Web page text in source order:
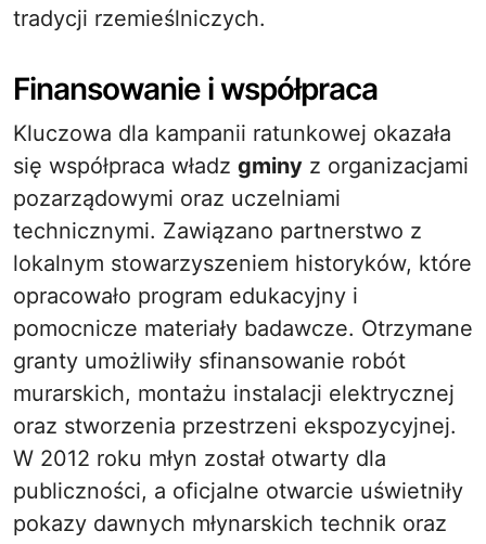
tradycji rzemieślniczych.
Finansowanie i współpraca
Kluczowa dla kampanii ratunkowej okazała
się współpraca władz gminy z organizacjami
pozarządowymi oraz uczelniami
technicznymi. Zawiązano partnerstwo z
lokalnym stowarzyszeniem historyków, które
opracowało program edukacyjny i
pomocnicze materiały badawcze. Otrzymane
granty umożliwiły sfinansowanie robót
murarskich, montażu instalacji elektrycznej
oraz stworzenia przestrzeni ekspozycyjnej.
W 2012 roku młyn został otwarty dla
publiczności, a oficjalne otwarcie uświetniły
pokazy dawnych młynarskich technik oraz